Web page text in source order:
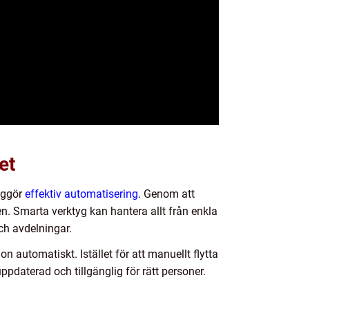
effektiv automatisering. Genom att
Smarta verktyg kan hantera allt från enkla
avdelningar.
automatiskt. Istället för att manuellt flytta
och tillgänglig för rätt personer.